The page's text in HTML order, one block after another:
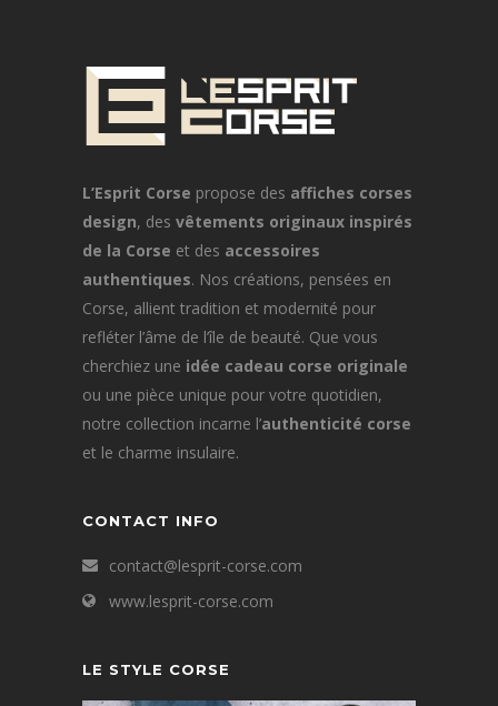
L’Esprit Corse propose des affiches corses
design, des vêtements originaux inspirés
de la Corse et des accessoires
authentiques. Nos créations, pensées en
Corse, allient tradition et modernité pour
refléter l’âme de l’île de beauté. Que vous
cherchiez une idée cadeau corse originale
ou une pièce unique pour votre quotidien,
notre collection incarne l’authenticité corse
et le charme insulaire.
CONTACT INFO
contact@lesprit-corse.com
www.lesprit-corse.com
LE STYLE CORSE